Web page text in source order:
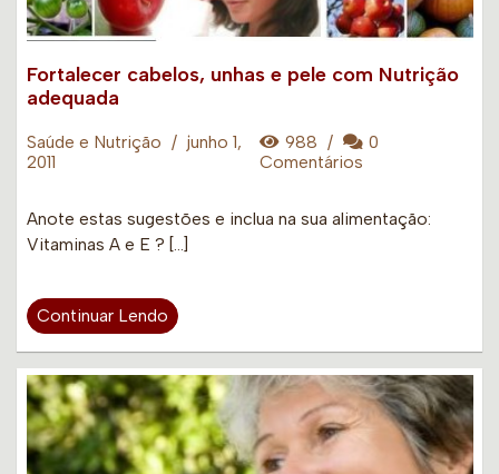
Fortalecer cabelos, unhas e pele com Nutrição
adequada
Saúde e Nutrição / junho 1,
2011
988 /
0
Comentários
Anote estas sugestões e inclua na sua alimentação:
Vitaminas A e E ? […]
Continuar Lendo